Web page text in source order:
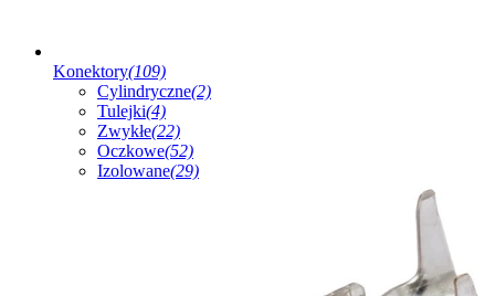
Konektory(109)
Cylindryczne(2)
Tulejki(4)
Zwykłe(22)
Oczkowe(52)
Izolowane(29)